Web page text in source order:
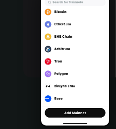
Português (Portugal)
Bahasa Indonesia
Português (Brasil)
Español (Argentina)